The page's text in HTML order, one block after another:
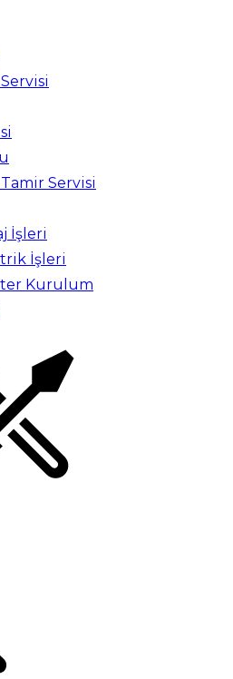
Servisi
İşleri
İşleri
Kurulum